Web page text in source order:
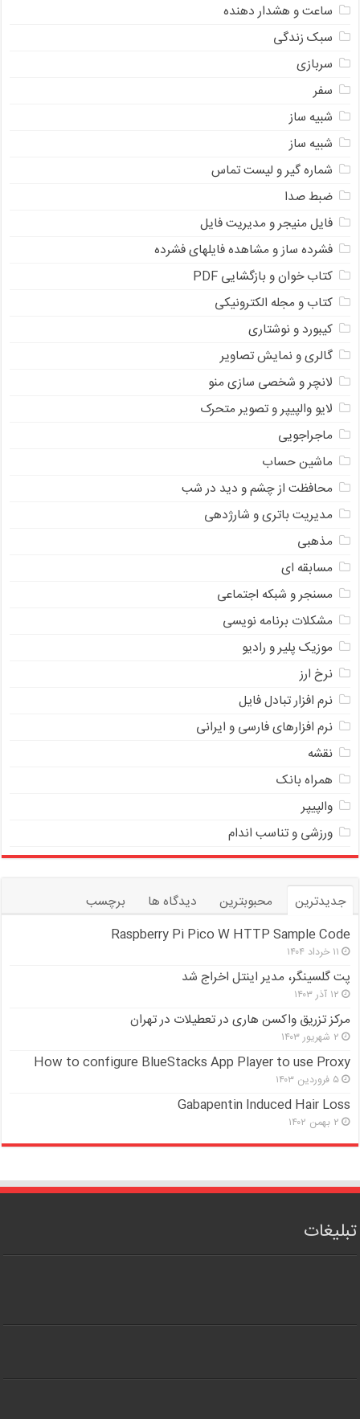
ساعت و هشدار دهنده
سبک زندگی
سربازی
سفر
شبیه ساز
شبیه ساز
شماره گیر و لیست تماس
ضبط صدا
فایل منیجر و مدیریت فایل
فشرده ساز و مشاهده فایلهای فشرده
کتاب خوان و بازگشایی PDF
کتاب و مجله الکترونیکی
کیبورد و نوشتاری
گالری و نمایش تصاویر
لانچر و شخصی سازی منو
لایو والپیپر و تصویر متحرک
ماجراجویی
ماشین حساب
محافظت از چشم و دید در شب
مدیریت باتری و شارژدهی
مذهبی
مسابقه ای
مسنجر و شبکه اجتماعی
مشکلات برنامه نویسی
موزیک پلیر و رادیو
نرخ ارز
ﻧﺮﻡ ﺍﻓﺰﺍﺭ ﺗﺒﺎﺩﻝ ﻓﺎﻳﻞ
نرم افزارهای فارسی و ایرانی
نقشه
همراه بانک
والپیپر
ورزشی و تناسب اندام
جدیدترین محبوبترین دیدگاه ها
برچسب
Raspberry Pi Pico W HTTP Sample Code
۱۱ خرداد ۱۴۰۴
پت گلسینگر، مدیر اینتل اخراج شد
۱۲ آذر ۱۴۰۳
مرکز تزریق واکسن هاری در تعطیلات در تهران
۲ شهریور ۱۴۰۳
How to configure BlueStacks App Player to use Proxy
۵ فروردین ۱۴۰۳
Gabapentin Induced Hair Loss
۲ بهمن ۱۴۰۲
تبلیغات